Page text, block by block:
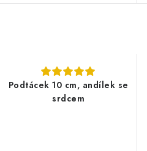
Podtácek 10 cm, andílek se
srdcem